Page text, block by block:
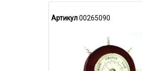
Артикул00265090